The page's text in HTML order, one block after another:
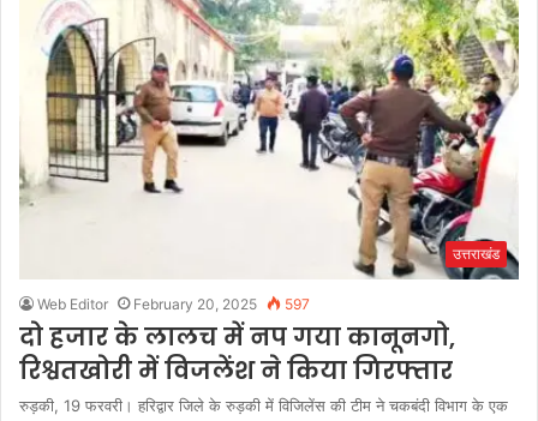
उत्तराखंड
Web Editor February 20, 2025 597
दो हजार के लालच में नप गया कानूनगो,
रिश्वतखोरी में विजलेंश ने किया गिरफ्तार
रुड़की, 19 फरवरी। हरिद्वार जिले के रुड़की में विजिलेंस की टीम ने चकबंदी विभाग के एक